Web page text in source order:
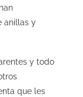
anillas y
y todo
que les